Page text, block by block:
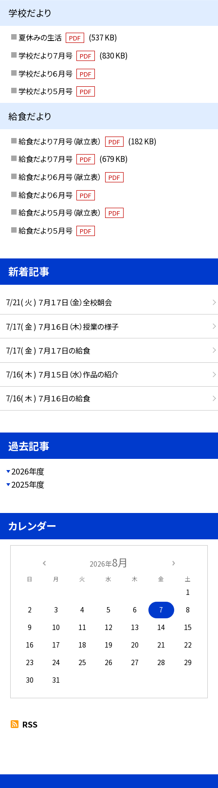
学校だより
夏休みの生活 PDF
(537 KB)
学校だより７月号
PDF
(830 KB)
学校だより６月号
PDF
学校だより５月号 PDF
給食だより
給食だより７月号（献立表） PDF
(182 KB)
給食だより７月号
PDF
(679 KB)
給食だより６月号（献立表）
PDF
給食だより６月号 PDF
給食だより５月号（献立表） PDF
給食だより５月号 PDF
新着記事
7/21( 火 ) ７月１７日（金）全校朝会
7/17( 金 ) ７月１６日（木）授業の様子
7/17( 金 ) ７月１７日の給食
7/16( 木 ) ７月１５日（水）作品の紹介
7/16( 木 ) ７月１６日の給食
過去記事
2026年度
2025年度
カレンダー
2026年8月
日 月 火 水 木 金 土
1
2
3 4 5 6 7
8
9
10 11 12 13 14
15
16
17 18 19 20 21
22
23
24 25 26 27 28
29
30
31
RSS